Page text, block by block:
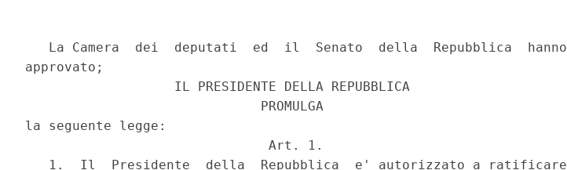
   La Camera  dei  deputati  ed  il  Senato  della  Repubblica  hanno
approvato;
                   IL PRESIDENTE DELLA REPUBBLICA
                              PROMULGA
la seguente legge:
                               Art. 1.
   1.  Il  Presidente  della  Repubblica  e' autorizzato a ratificare